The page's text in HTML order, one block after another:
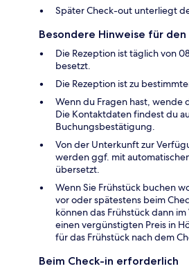
Später Check-out unterliegt
Besondere Hinweise für den
Die Rezeption ist täglich von
besetzt.
Die Rezeption ist zu
Wenn du Fragen hast,
Die Kontaktdaten findest du
Buchungsbestätigung.
Von der Unterkunft zur
werden ggf. mit
übersetzt.
Wenn Sie Frühstück buchen
vor oder spätestens beim
können das Frühstück dann
einen vergünstigten Preis in
für das Frühstück nach dem
Beim Check-in erforderlich